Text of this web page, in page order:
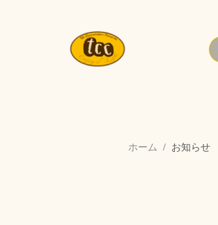
ホーム お知らせ